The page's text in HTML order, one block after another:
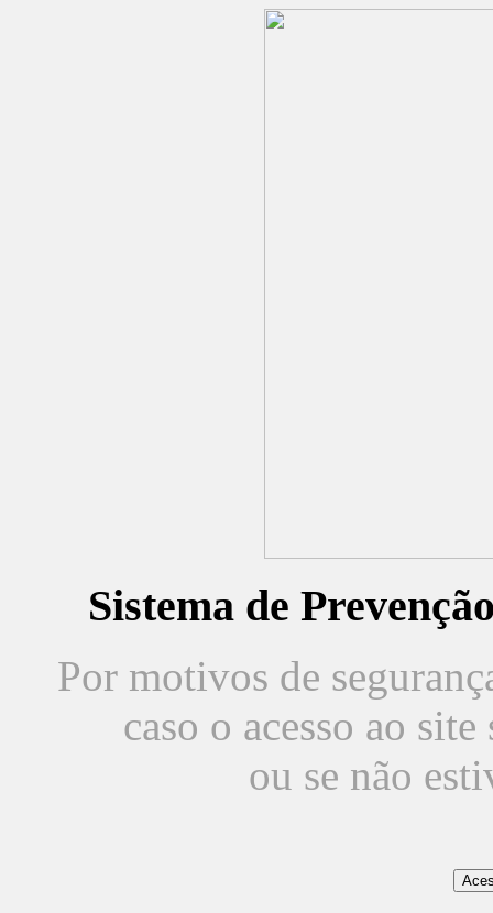
Sistema de
Por motivos de
caso o acesso ao
ou se não